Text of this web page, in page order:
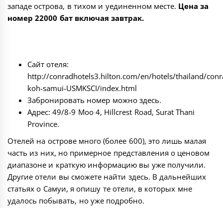
западе острова, в тихом и уединенном месте. Цена за
номер 22000 бат включая завтрак.
Сайт отеля:
http://conradhotels3.hilton.com/en/hotels/thailand/
koh-samui-USMKSCI/index.html
Забронировать номер можно здесь.
Адрес: 49/8-9 Moo 4, Hillcrest Road, Surat Thani
Province.
Отелей на острове много (более 600), это лишь малая
часть из них, но примерное представления о ценовом
диапазоне и краткую информацию вы уже получили.
Другие отели вы сможете найти здесь. В дальнейших
статьях о Самуи, я опишу те отели, в которых мне
удалось побывать, но уже подробно.